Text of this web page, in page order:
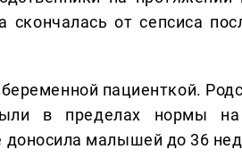
от сепсиса
пациенткой.
в пределах нормы на
малышей до 36